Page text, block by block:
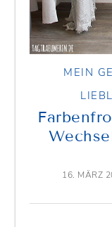
MEIN
16. MÄRZ